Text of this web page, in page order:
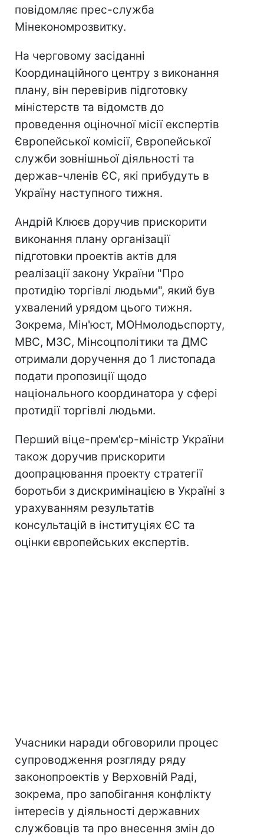
повідомляє прес-служба
Мінекономрозвитку.
На черговому засіданні
Координаційного центру з виконання
плану, він перевірив підготовку
міністерств та відомств до
проведення оціночної місії експертів
Європейської комісії, Європейської
служби зовнішньої діяльності та
держав-членів ЄС, які прибудуть в
Україну наступного тижня.
Андрій Клюєв доручив прискорити
виконання плану організації
підготовки проектів актів для
реалізації закону України "Про
протидію торгівлі людьми", який був
ухвалений урядом цього тижня.
Зокрема, Мін'юст, МОНмолодьспорту,
МВС, МЗС, Мінсоцполітики та ДМС
отримали доручення до 1 листопада
подати пропозиції щодо
національного координатора у сфері
протидії торгівлі людьми.
Перший віце-прем'єр-міністр України
також доручив прискорити
доопрацювання проекту стратегії
боротьби з дискримінацією в Україні з
урахуванням результатів
консультацій в інституціях ЄС та
оцінки європейських експертів.
Учасники наради обговорили процес
супроводження розгляду ряду
законопроектів у Верховній Раді,
зокрема, про запобігання конфлікту
інтересів у діяльності державних
службовців та про внесення змін до